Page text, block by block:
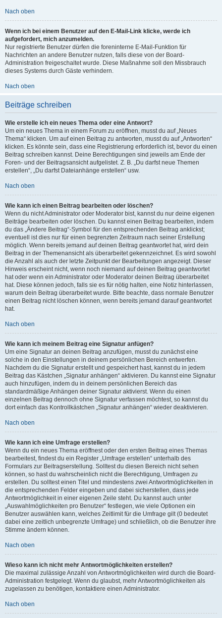
Nach oben
Wenn ich bei einem Benutzer auf den E-Mail-Link klicke, werde ich
aufgefordert, mich anzumelden.
Nur registrierte Benutzer dürfen die foreninterne E-Mail-Funktion für
Nachrichten an andere Benutzer nutzen, falls diese von der Board-
Administration freigeschaltet wurde. Diese Maßnahme soll den Missbrauch
dieses Systems durch Gäste verhindern.
Nach oben
Beiträge schreiben
Wie erstelle ich ein neues Thema oder eine Antwort?
Um ein neues Thema in einem Forum zu eröffnen, musst du auf „Neues
Thema“ klicken. Um auf einen Beitrag zu antworten, musst du auf „Antworten“
klicken. Es könnte sein, dass eine Registrierung erforderlich ist, bevor du einen
Beitrag schreiben kannst. Deine Berechtigungen sind jeweils am Ende der
Foren- und der Beitragsansicht aufgelistet. Z. B. „Du darfst neue Themen
erstellen“, „Du darfst Dateianhänge erstellen“ usw.
Nach oben
Wie kann ich einen Beitrag bearbeiten oder löschen?
Wenn du nicht Administrator oder Moderator bist, kannst du nur deine eigenen
Beiträge bearbeiten oder löschen. Du kannst einen Beitrag bearbeiten, indem
du das „Ändere Beitrag“-Symbol für den entsprechenden Beitrag anklickst;
eventuell ist dies nur für einen begrenzten Zeitraum nach seiner Erstellung
möglich. Wenn bereits jemand auf deinen Beitrag geantwortet hat, wird dein
Beitrag in der Themenansicht als überarbeitet gekennzeichnet. Es wird sowohl
die Anzahl als auch der letzte Zeitpunkt der Bearbeitungen angezeigt. Dieser
Hinweis erscheint nicht, wenn noch niemand auf deinen Beitrag geantwortet
hat oder wenn ein Administrator oder Moderator deinen Beitrag überarbeitet
hat. Diese können jedoch, falls sie es für nötig halten, eine Notiz hinterlassen,
warum dein Beitrag überarbeitet wurde. Bitte beachte, dass normale Benutzer
einen Beitrag nicht löschen können, wenn bereits jemand darauf geantwortet
hat.
Nach oben
Wie kann ich meinem Beitrag eine Signatur anfügen?
Um eine Signatur an deinen Beitrag anzufügen, musst du zunächst eine
solche in den Einstellungen in deinem persönlichen Bereich entwerfen.
Nachdem du die Signatur erstellt und gespeichert hast, kannst du in jedem
Beitrag das Kästchen „Signatur anhängen“ aktivieren. Du kannst eine Signatur
auch hinzufügen, indem du in deinem persönlichen Bereich das
standardmäßige Anhängen deiner Signatur aktivierst. Wenn du einen
einzelnen Beitrag dennoch ohne Signatur verfassen möchtest, so kannst du
dort einfach das Kontrollkästchen „Signatur anhängen“ wieder deaktivieren.
Nach oben
Wie kann ich eine Umfrage erstellen?
Wenn du ein neues Thema eröffnest oder den ersten Beitrag eines Themas
bearbeitest, findest du ein Register „Umfrage erstellen“ unterhalb des
Formulars zur Beitragserstellung. Solltest du diesen Bereich nicht sehen
können, so hast du wahrscheinlich nicht die Berechtigung, Umfragen zu
erstellen. Du solltest einen Titel und mindestens zwei Antwortmöglichkeiten in
die entsprechenden Felder eingeben und dabei sicherstellen, dass jede
Antwortmöglichkeit in einer eigenen Zeile steht. Du kannst auch unter
„Auswahlmöglichkeiten pro Benutzer“ festlegen, wie viele Optionen ein
Benutzer auswählen kann, welches Zeitlimit für die Umfrage gilt (0 bedeutet
dabei eine zeitlich unbegrenzte Umfrage) und schließlich, ob die Benutzer ihre
Stimme ändern können.
Nach oben
Wieso kann ich nicht mehr Antwortmöglichkeiten erstellen?
Die maximal zulässige Anzahl von Antwortmöglichkeiten wird durch die Board-
Administration festgelegt. Wenn du glaubst, mehr Antwortmöglichkeiten als
zugelassen zu benötigen, kontaktiere einen Administrator.
Nach oben